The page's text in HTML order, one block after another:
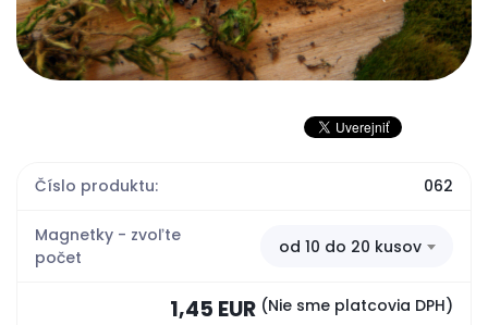
Číslo produktu: 062
Magnetky - zvoľte
počet
od 10 do 20 kusov
1,45 EUR (Nie sme platcovia DPH)